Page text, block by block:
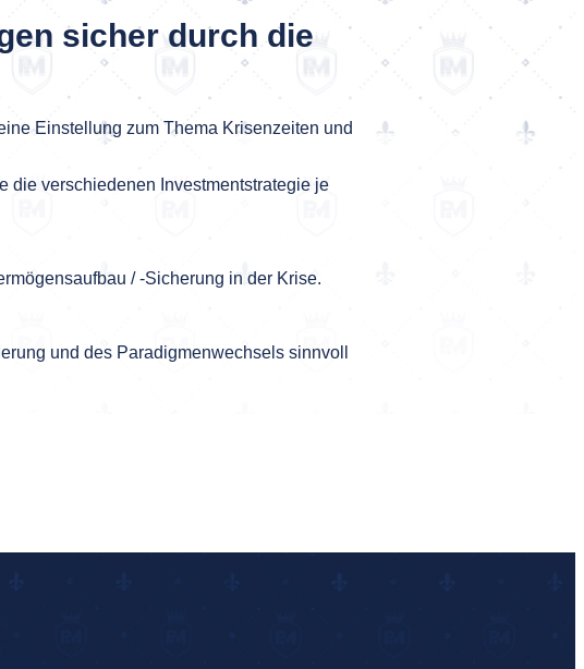
sicher durch die
Einstellung zum Thema Krisenzeiten und
die verschiedenen Investmentstrategie je
/ -Sicherung in der Krise.
und des Paradigmenwechsels sinnvoll